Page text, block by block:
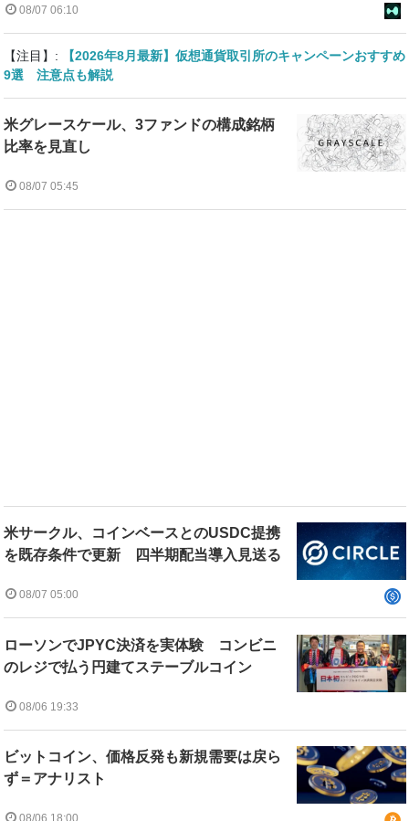
08/07 06:10
【注目】:
【2026年8月最新】仮想通貨取引所のキャンペーンおすすめ
9選 注意点も解説
米グレースケール、3ファンドの構成銘柄
比率を見直し
08/07 05:45
米サークル、コインベースとのUSDC提携
を既存条件で更新 四半期配当導入見送る
08/07 05:00
ローソンでJPYC決済を実体験 コンビニ
のレジで払う円建てステーブルコイン
08/06 19:33
ビットコイン、価格反発も新規需要は戻ら
ず＝アナリスト